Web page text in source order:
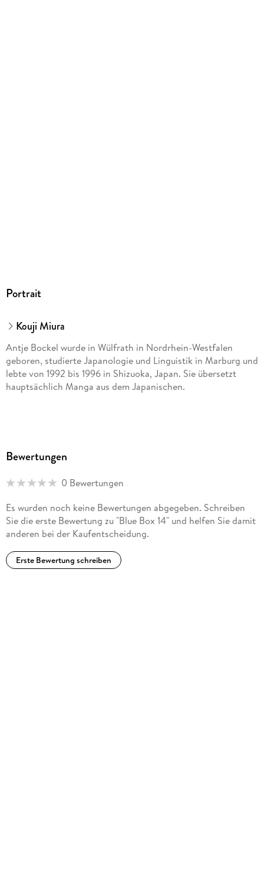
Portrait
Kouji Miura
Antje Bockel wurde in Wülfrath in Nordrhein-Westfalen
geboren, studierte Japanologie und Linguistik in Marburg und
lebte von 1992 bis 1996 in Shizuoka, Japan. Sie übersetzt
hauptsächlich Manga aus dem Japanischen.
Bewertungen
0 Bewertungen
Es wurden noch keine Bewertungen abgegeben. Schreiben
Sie die erste Bewertung zu "Blue Box 14" und helfen Sie damit
anderen bei der Kaufentscheidung.
Erste Bewertung schreiben